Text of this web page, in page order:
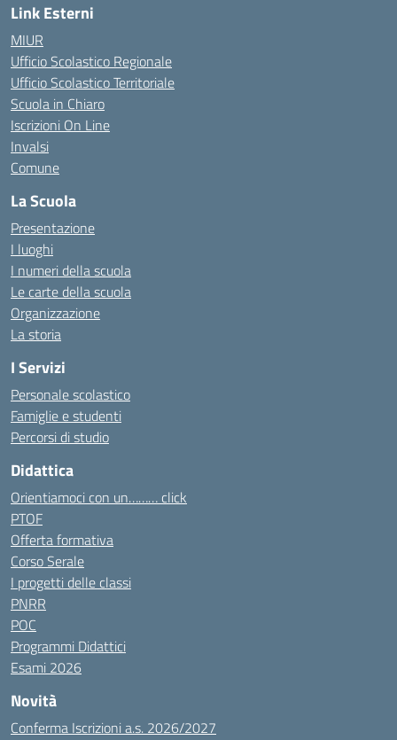
Link Esterni
MIUR
Ufficio Scolastico Regionale
Ufficio Scolastico Territoriale
Scuola in Chiaro
Iscrizioni On Line
Invalsi
Comune
La Scuola
Presentazione
I luoghi
I numeri della scuola
Le carte della scuola
Organizzazione
La storia
I Servizi
Personale scolastico
Famiglie e studenti
Percorsi di studio
Didattica
Orientiamoci con un……… click
PTOF
Offerta formativa
Corso Serale
I progetti delle classi
PNRR
POC
Programmi Didattici
Esami 2026
Novità
Conferma Iscrizioni a.s. 2026/2027